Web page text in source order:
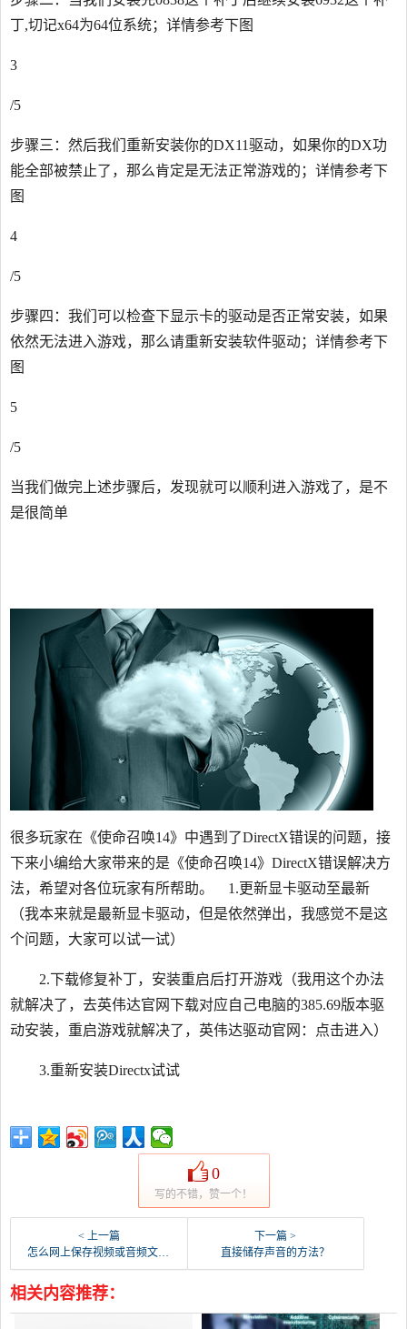
丁,切记x64为64位系统；详情参考下图
3
/5
步骤三：然后我们重新安装你的DX11驱动，如果你的DX功
能全部被禁止了，那么肯定是无法正常游戏的；详情参考下
图
4
/5
步骤四：我们可以检查下显示卡的驱动是否正常安装，如果
依然无法进入游戏，那么请重新安装软件驱动；详情参考下
图
5
/5
当我们做完上述步骤后，发现就可以顺利进入游戏了，是不
是很简单
很多玩家在《使命召唤14》中遇到了DirectX错误的问题，接
下来小编给大家带来的是《使命召唤14》DirectX错误解决方
法，希望对各位玩家有所帮助。 1.更新显卡驱动至最新
（我本来就是最新显卡驱动，但是依然弹出，我感觉不是这
个问题，大家可以试一试）
2.下载修复补丁，安装重启后打开游戏（我用这个办法
就解决了，去英伟达官网下载对应自己电脑的385.69版本驱
动安装，重启游戏就解决了，英伟达驱动官网：点击进入）
3.重新安装Directx试试
0
写的不错，赞一个！
< 上一篇
怎么网上保存视频或音频文件？
下一篇 >
直接储存声音的方法？
相关内容推荐：